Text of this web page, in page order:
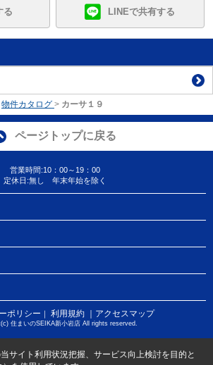
る LINEで共有する
物件カタログ > カーサ１９
ページトップに戻る
営業時間:10：00～19：00
定休日:無し 年末年始を除く
ポリシー 利用規約 ｜アクセスマップ
住まいのSEIKA新小岩店 All rights reserved.
サイト利用状況把握、サービス向上検討を目的と